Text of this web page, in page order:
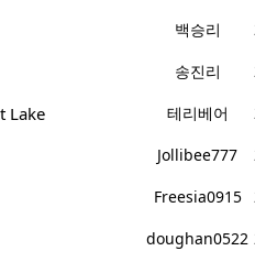
백승리
송진리
Lake 테리베어
Jollibee777
Freesia0915
doughan0522